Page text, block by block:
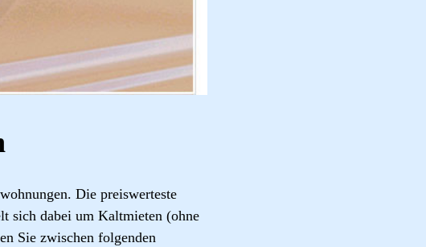
Die preiswerteste
sich dabei um Kaltmieten (ohne
Sie zwischen folgenden